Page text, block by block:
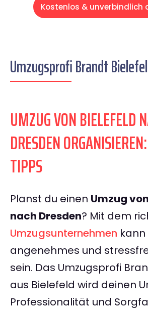
Kostenlos & unverbindlich
Umzugsprofi Brandt
UMZUG VON BIELEFELD
DRESDEN
TIPPS
Planst du einen Umzug
nach Dresden? Mit dem
Umzugsunternehmen kann
angenehmes und
sein. Das Umzugsprofi
aus Bielefeld wird deinen
Professionalität und